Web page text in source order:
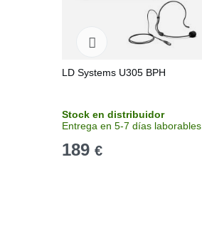
LD Systems U305 BPH
Stock en distribuidor
Entrega en 5-7 días laborables
189 €